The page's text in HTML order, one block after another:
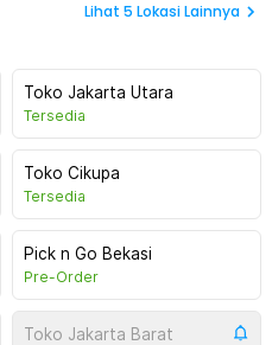
Lihat 5 Lokasi Lainnya
Toko Jakarta Utara
Tersedia
Toko Cikupa
Tersedia
Pick n Go Bekasi
Pre-Order
Toko Jakarta Barat